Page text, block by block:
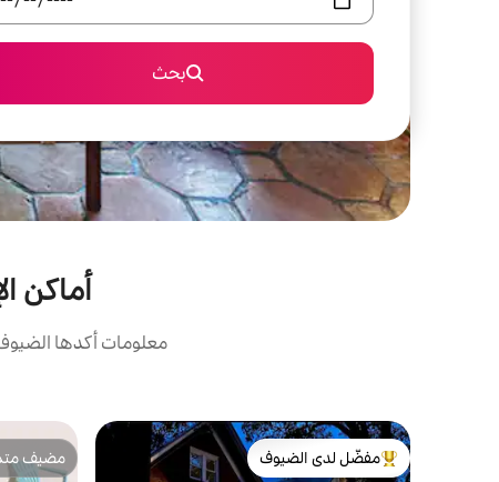
بحث
أماكن
معلومات أكدها
من أبرز البيوت المفضّلة لدى الضيوف
مفضّل لدى الضيوف
مضيف
مضيف